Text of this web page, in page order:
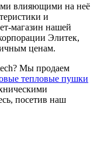
влияющими на неё
и
магазин нашей
Элитек,
ценам.
Мы продаем
тепловые пушки
посетив наш